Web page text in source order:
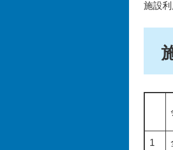
施設利
1